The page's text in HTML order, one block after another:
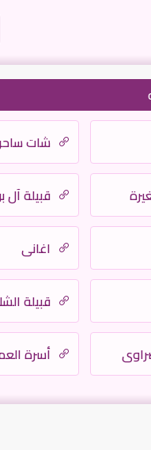
شات
قبيلة آل
اغانى
قبيلة
أسرة